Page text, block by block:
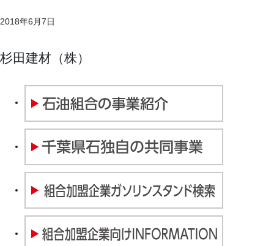
2018年6月7日
杉田建材（株）